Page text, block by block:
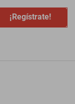
¡Regístrate!